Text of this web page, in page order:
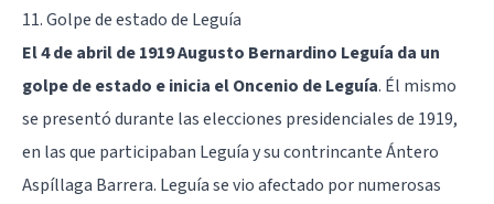
11. Golpe de estado de Leguía
El 4 de abril de 1919 Augusto Bernardino Leguía da un
golpe de estado e inicia el Oncenio de Leguía. Él mismo
se presentó durante las elecciones presidenciales de 1919,
en las que participaban Leguía y su contrincante Ántero
Aspíllaga Barrera. Leguía se vio afectado por numerosas